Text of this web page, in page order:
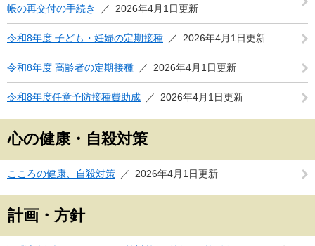
帳の再交付の手続き
2026年4月1日更新
令和8年度 子ども・妊婦の定期接種 2026年4月1日更新
令和8年度 高齢者の定期接種 2026年4月1日更新
令和8年度任意予防接種費助成 2026年4月1日更新
心の健康・自殺対策
こころの健康、自殺対策 2026年4月1日更新
計画・方針